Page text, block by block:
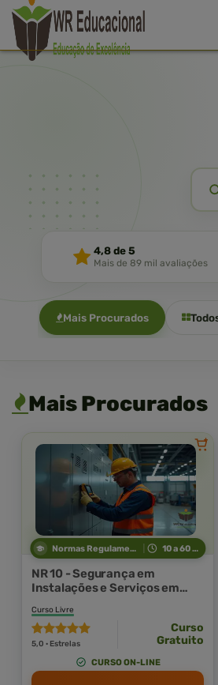
4,8 de 5
Mais de 89 mil avaliações
Mais Procurados
Mais Procurados
Normas Regulamentadoras 10 a 60 horas
NR 10 - Segurança em
Instalações e Serviços em
Curso Livre
5,0 · Estrelas
Curso
Gratuito
CURSO ON-LINE